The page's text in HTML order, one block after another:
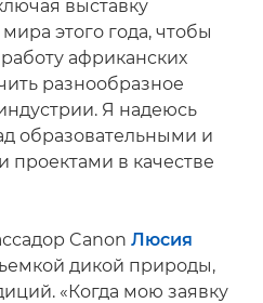
выставку
этого года, чтобы
африканских
разнообразное
Я надеюсь
образовательными и
в качестве
Canon Люсия
дикой природы,
«Когда мою заявку